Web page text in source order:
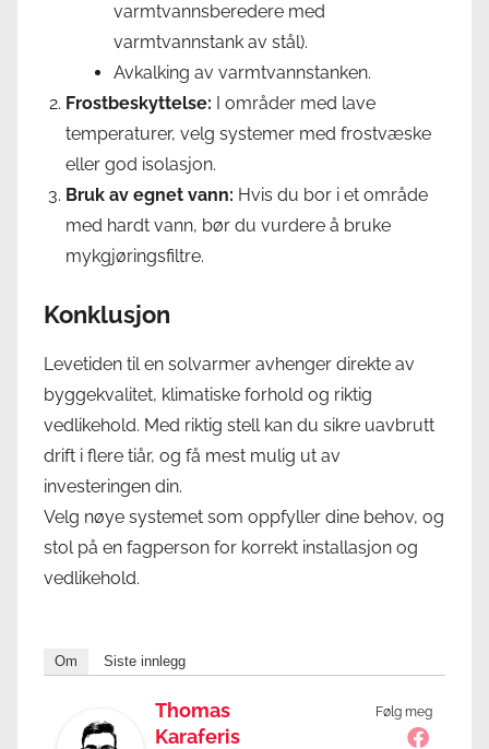
varmtvannsberedere med
varmtvannstank av stål).
Avkalking av varmtvannstanken.
Frostbeskyttelse: I områder med lave
temperaturer, velg systemer med frostvæske
eller god isolasjon.
Bruk av egnet vann: Hvis du bor i et område
med hardt vann, bør du vurdere å bruke
mykgjøringsfiltre.
Konklusjon
Levetiden til en solvarmer avhenger direkte av
byggekvalitet, klimatiske forhold og riktig
vedlikehold. Med riktig stell kan du sikre uavbrutt
drift i flere tiår, og få mest mulig ut av
investeringen din.
Velg nøye systemet som oppfyller dine behov, og
stol på en fagperson for korrekt installasjon og
vedlikehold.
Om Siste innlegg
Følg meg
Thomas
Karaferis